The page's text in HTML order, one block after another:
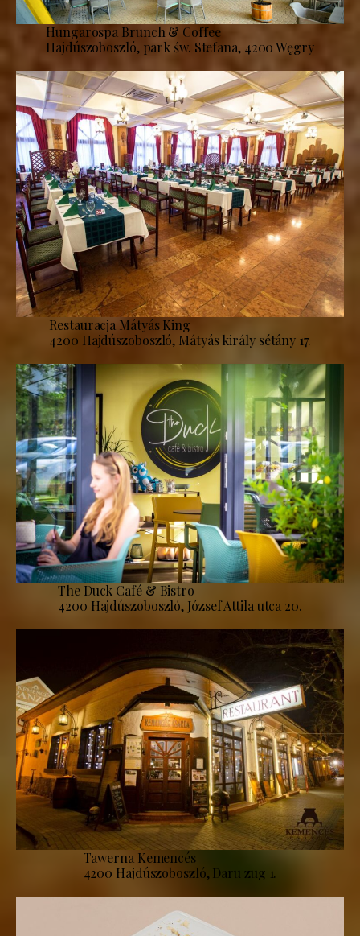
Hungarospa Brunch & Coffee
Hajdúszoboszló, park św. Stefana, 4200 Węgry
Restauracja Mátyás King
4200 Hajdúszoboszló, Mátyás király sétány 17.
The Duck Café & Bistro
4200 Hajdúszoboszló, József Attila utca 20.
Tawerna Kemencés
4200 Hajdúszoboszló, Daru zug 1.